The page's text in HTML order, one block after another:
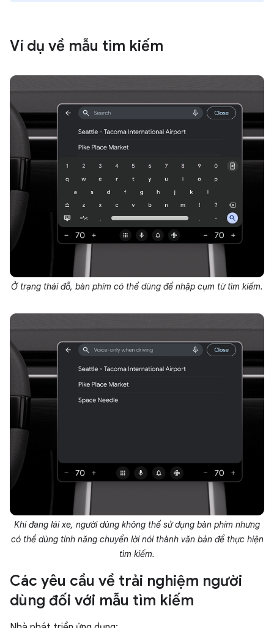
Ví dụ về mẫu tìm kiếm
Ở trạng thái đỗ, bàn phím có thể dùng để nhập cụm từ tìm kiếm.
Khi đang lái xe, người dùng không thể sử dụng bàn phím nhưng
có thể dùng tính năng chuyển lời nói thành văn bản để thực hiện
tìm kiếm.
Các yêu cầu về trải nghiệm người
dùng đối với mẫu tìm kiếm